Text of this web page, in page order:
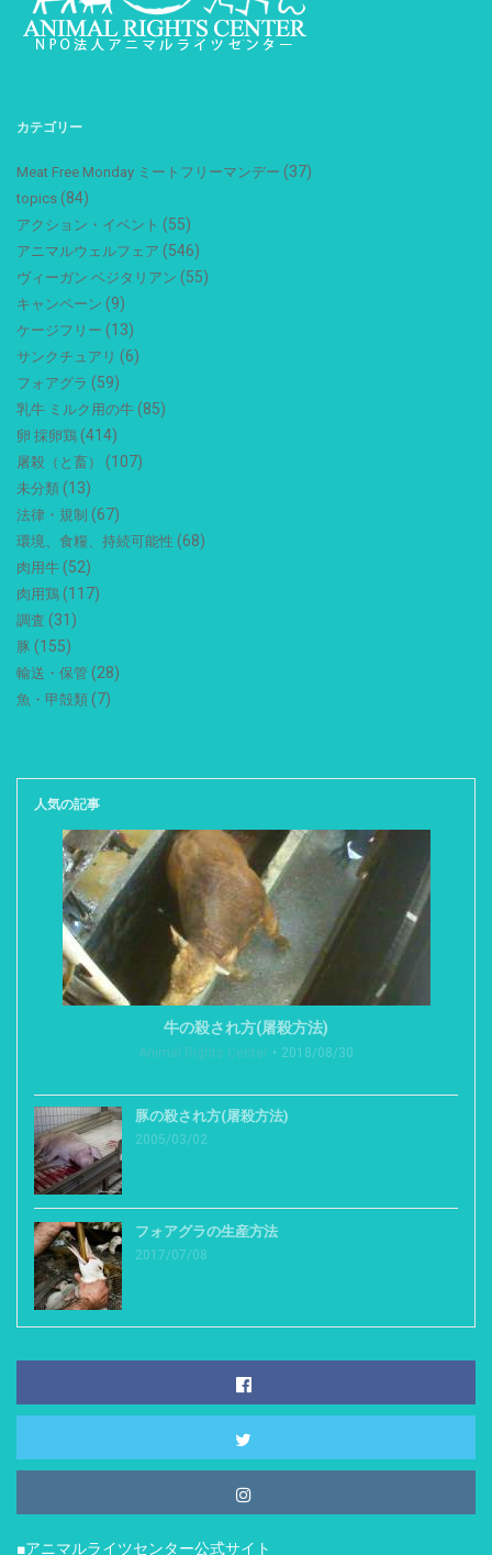
カテゴリー
Meat Free Monday ミートフリーマンデー (37)
topics (84)
アクション・イベント (55)
アニマルウェルフェア (546)
ヴィーガン ベジタリアン (55)
キャンペーン (9)
ケージフリー (13)
サンクチュアリ (6)
フォアグラ (59)
乳牛 ミルク用の牛 (85)
卵 採卵鶏 (414)
屠殺（と畜） (107)
未分類 (13)
法律・規制 (67)
環境、食糧、持続可能性 (68)
肉用牛 (52)
肉用鶏 (117)
調査 (31)
豚 (155)
輸送・保管 (28)
魚・甲殻類 (7)
人気の記事
牛の殺され方(屠殺方法)
Animal Rights Center 2018/08/30
豚の殺され方(屠殺方法)
2005/03/02
フォアグラの生産方法
2017/07/08
■アニマルライツセンター公式サイト